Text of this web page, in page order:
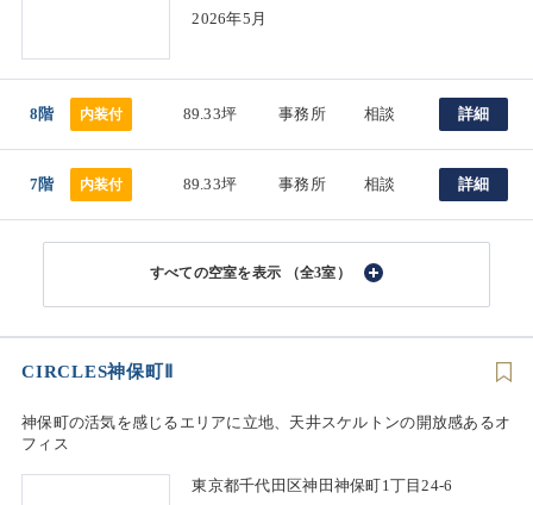
2026年5月
8階 内装付 89.33坪 事務所 相談 詳細
7階 内装付 89.33坪 事務所 相談 詳細
（全3室）
CIRCLES神保町Ⅱ
神保町の活気を感じるエリアに立地、天井スケルトンの開放感あるオ
フィス
東京都千代田区神田神保町1丁目24-6